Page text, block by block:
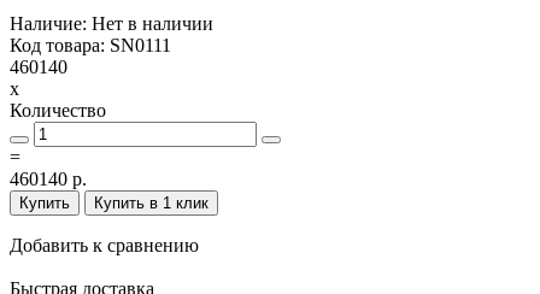
Наличие: Нет в наличии
Код товара: SN0111
460140
x
Количество
=
460140 р.
Купить Купить в 1 клик
Добавить к сравнению
Быстрая доставка